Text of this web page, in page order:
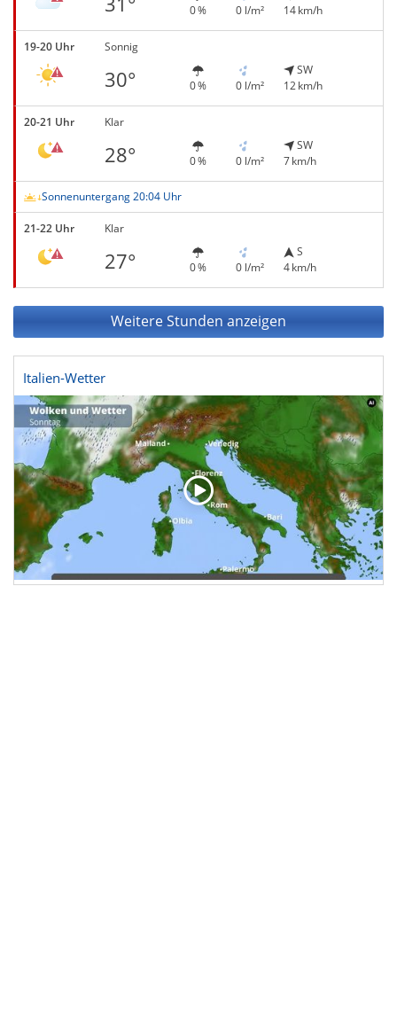
0 % 0 l/m²
14 km/h
19-20 Uhr Sonnig
30° 0 % 0 l/m²
SW
12 km/h
20-21 Uhr Klar
28° 0 % 0 l/m²
SW
7 km/h
Sonnenuntergang 20:04 Uhr
21-22 Uhr Klar
27° 0 % 0 l/m²
S
4 km/h
Weitere Stunden anzeigen
Italien-Wetter